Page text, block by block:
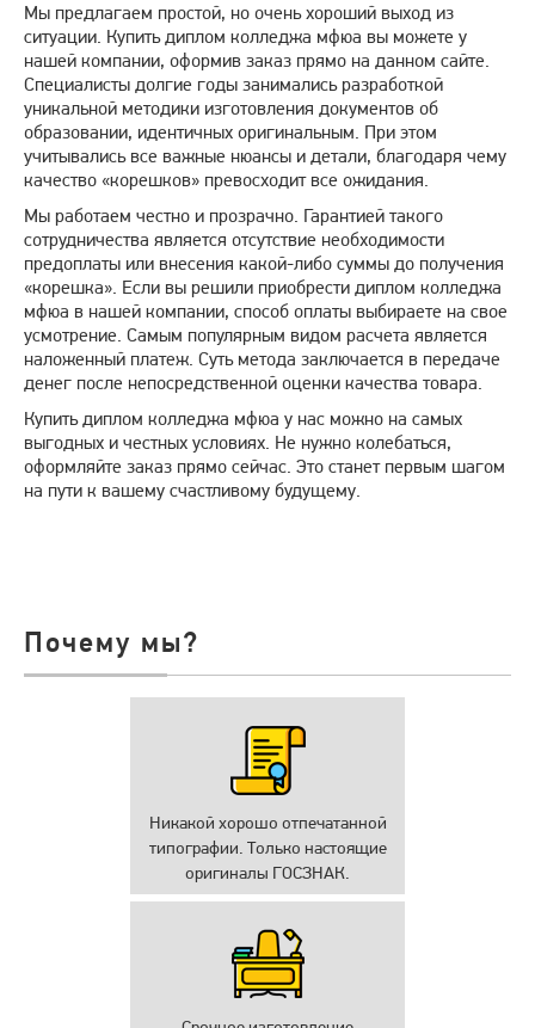
Мы предлагаем простой, но очень хороший выход из
ситуации. Купить диплом колледжа мфюа вы можете у
нашей компании, оформив заказ прямо на данном сайте.
Специалисты долгие годы занимались разработкой
уникальной методики изготовления документов об
образовании, идентичных оригинальным. При этом
учитывались все важные нюансы и детали, благодаря чему
качество «корешков» превосходит все ожидания.
Мы работаем честно и прозрачно. Гарантией такого
сотрудничества является отсутствие необходимости
предоплаты или внесения какой-либо суммы до получения
«корешка». Если вы решили приобрести диплом колледжа
мфюа в нашей компании, способ оплаты выбираете на свое
усмотрение. Самым популярным видом расчета является
наложенный платеж. Суть метода заключается в передаче
денег после непосредственной оценки качества товара.
Купить диплом колледжа мфюа у нас можно на самых
выгодных и честных условиях. Не нужно колебаться,
оформляйте заказ прямо сейчас. Это станет первым шагом
на пути к вашему счастливому будущему.
Почему мы?
Никакой хорошо отпечатанной
типографии. Только настоящие
оригиналы ГОСЗНАК.